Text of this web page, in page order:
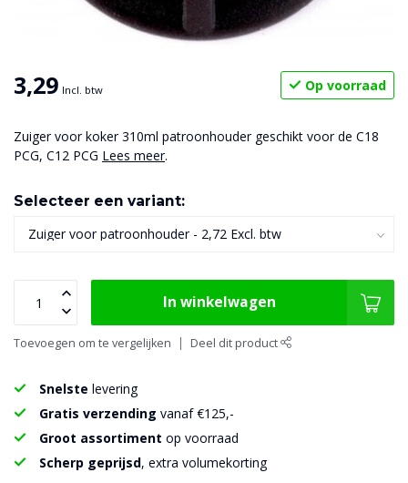
3,29 Incl. btw Op voorraad
Zuiger voor koker 310ml patroonhouder geschikt voor de C18
PCG, C12 PCG Lees meer.
Selecteer een variant:
In winkelwagen
Toevoegen om te vergelijken Deel dit product
Snelste levering
Gratis verzending vanaf €125,-
Groot assortiment op voorraad
Scherp geprijsd, extra volumekorting